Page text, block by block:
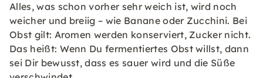
Alles, was schon vorher sehr weich ist, wird noch
weicher und breiig – wie Banane oder Zucchini. Bei
Obst gilt: Aromen werden konserviert, Zucker nicht.
Das heißt: Wenn Du fermentiertes Obst willst, dann
sei Dir bewusst, dass es sauer wird und die Süße